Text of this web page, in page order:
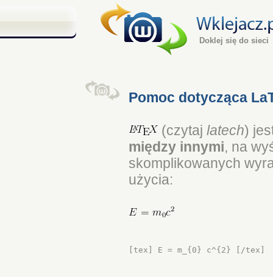
Doklej się do sieci
Pomoc dotycząca
(czytaj latech)
między innymi, na
skomplikowanych
użycia:
[tex] E = m_{0} c^{2} [/tex]